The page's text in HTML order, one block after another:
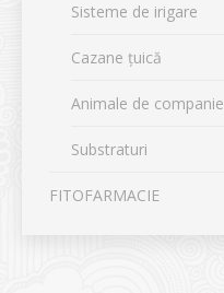
Sisteme de irigare
Cazane țuică
Animale de companie
Substraturi
FITOFARMACIE